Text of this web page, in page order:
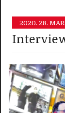
2020. 28.